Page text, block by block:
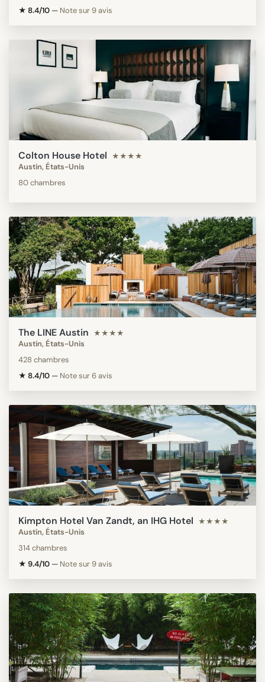
★ 8.4/10 — Note sur 9 avis
Colton House Hotel ★★★★
Austin, États-Unis
80 chambres
The LINE Austin ★★★★
Austin, États-Unis
428 chambres
★ 8.4/10 — Note sur 6 avis
Kimpton Hotel Van Zandt, an IHG Hotel ★★★★
Austin, États-Unis
314 chambres
★ 9.4/10 — Note sur 9 avis